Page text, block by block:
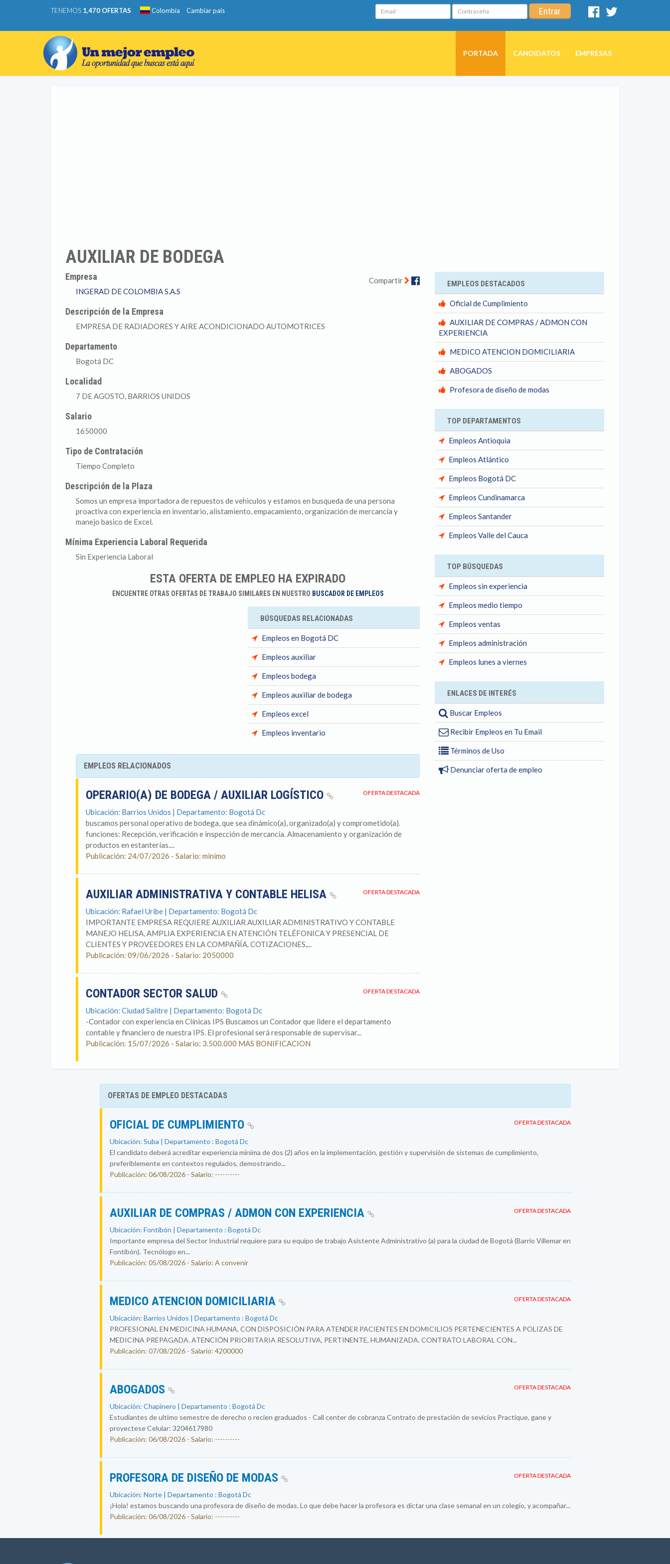
TENEMOS 1,470 OFERTAS Colombia Cambiar país Email Contraseña Entrar
Facebook
PORTADA CANDIDATOS EMPRESAS
AUXILIAR DE BODEGA
Compartir Facebook
Empresa
INGERAD DE COLOMBIA S.A.S
Descripción de la Empresa
EMPRESA DE RADIADORES Y AIRE ACONDICIONADO AUTOMOTRICES
Departamento
Bogotá DC
Localidad
7 DE AGOSTO, BARRIOS UNIDOS
Salario
1650000
Tipo de Contratación
Tiempo Completo
Descripción de la Plaza
Somos un empresa importadora de repuestos de vehiculos y estamos en busqueda de una persona
proactiva con experiencia en inventario, alistamiento, empacamiento, organización de mercancía y
manejo basico de Excel.
Mínima Experiencia Laboral Requerida
Sin Experiencia Laboral
ESTA OFERTA DE EMPLEO HA EXPIRADO
ENCUENTRE OTRAS OFERTAS DE TRABAJO SIMILARES EN NUESTRO BUSCADOR DE EMPLEOS
BÚSQUEDAS RELACIONADAS
Empleos en Bogotá DC
Empleos auxiliar
Empleos bodega
Empleos auxiliar de bodega
Empleos excel
Empleos inventario
EMPLEOS RELACIONADOS
OFERTA DESTACADA
OPERARIO(A) DE BODEGA / AUXILIAR LOGÍSTICO
Ubicación: Barrios Unidos | Departamento: Bogotá Dc
buscamos personal operativo de bodega, que sea dinámico(a), organizado(a) y comprometido(a).
funciones: Recepción, verificación e inspección de mercancía. Almacenamiento y organización de
productos en estanterías....
Publicación: 24/07/2026 - Salario: minimo
OFERTA DESTACADA
AUXILIAR ADMINISTRATIVA Y CONTABLE HELISA
Ubicación: Rafael Uribe | Departamento: Bogotá Dc
IMPORTANTE EMPRESA REQUIERE AUXILIAR AUXILIAR ADMINISTRATIVO Y CONTABLE
MANEJO HELISA, AMPLIA EXPERIENCIA EN ATENCIÓN TELÉFONICA Y PRESENCIAL DE
CLIENTES Y PROVEEDORES EN LA COMPAÑÍA. COTIZACIONES,...
Publicación: 09/06/2026 - Salario: 2050000
OFERTA DESTACADA
CONTADOR SECTOR SALUD
Ubicación: Ciudad Salitre | Departamento: Bogotá Dc
-Contador con experiencia en Clínicas IPS Buscamos un Contador que lidere el departamento
contable y financiero de nuestra IPS. El profesional será responsable de supervisar...
Publicación: 15/07/2026 - Salario: 3.500.000 MAS BONIFICACION
EMPLEOS DESTACADOS
Oficial de Cumplimiento
AUXILIAR DE COMPRAS / ADMON CON
EXPERIENCIA
MEDICO ATENCION DOMICILIARIA
ABOGADOS
Profesora de diseño de modas
TOP DEPARTAMENTOS
Empleos Antioquia
Empleos Atlántico
Empleos Bogotá DC
Empleos Cundinamarca
Empleos Santander
Empleos Valle del Cauca
TOP BÚSQUEDAS
Empleos sin experiencia
Empleos medio tiempo
Empleos ventas
Empleos administración
Empleos lunes a viernes
ENLACES DE INTERÉS
Buscar Empleos
Recibir Empleos en Tu Email
Términos de Uso
Denunciar oferta de empleo
OFERTAS DE EMPLEO DESTACADAS
OFERTA DESTACADA
OFICIAL DE CUMPLIMIENTO
Ubicación: Suba | Departamento : Bogotá Dc
El candidato deberá acreditar experiencia mínima de dos (2) años en la implementación, gestión y supervisión de sistemas de cumplimiento,
preferiblemente en contextos regulados, demostrando...
Publicación: 06/08/2026 - Salario: ----------
OFERTA DESTACADA
AUXILIAR DE COMPRAS / ADMON CON EXPERIENCIA
Ubicación: Fontibón | Departamento : Bogotá Dc
Importante empresa del Sector Industrial requiere para su equipo de trabajo Asistente Administrativo (a) para la ciudad de Bogotá (Barrio Villemar en
Fontibón). Tecnólogo en...
Publicación: 05/08/2026 - Salario: A convenir
OFERTA DESTACADA
MEDICO ATENCION DOMICILIARIA
Ubicación: Barrios Unidos | Departamento : Bogotá Dc
PROFESIONAL EN MEDICINA HUMANA, CON DISPOSICIÓN PARA ATENDER PACIENTES EN DOMICILIOS PERTENECIENTES A POLIZAS DE
MEDICINA PREPAGADA. ATENCIÓN PRIORITARIA RESOLUTIVA, PERTINENTE, HUMANIZADA. CONTRATO LABORAL CON...
Publicación: 07/08/2026 - Salario: 4200000
OFERTA DESTACADA
ABOGADOS
Ubicación: Chapinero | Departamento : Bogotá Dc
Estudiantes de ultimo semestre de derecho o recien graduados - Call center de cobranza Contrato de prestación de sevicios Practique, gane y
proyectese Celular: 3204617980
Publicación: 06/08/2026 - Salario: ----------
OFERTA DESTACADA
PROFESORA DE DISEÑO DE MODAS
Ubicación: Norte | Departamento : Bogotá Dc
¡Hola! estamos buscando una profesora de diseño de modas. Lo que debe hacer la profesora es dictar una clase semanal en un colegio, y acompañar...
Publicación: 06/08/2026 - Salario: ----------